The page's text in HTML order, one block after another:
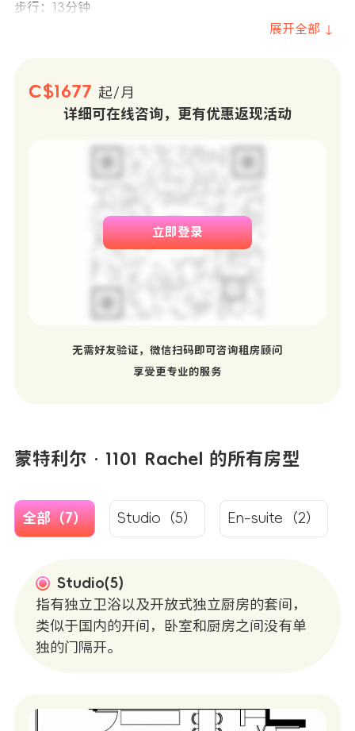
步行：13分钟
展开全部 ↓
C$1677 起/月
详细可在线咨询，更有优惠返现活动
立即登录
无需好友验证，微信扫码即可咨询租房顾问
享受更专业的服务
蒙特利尔 · 1101 Rachel 的所有房型
全部（7） Studio（5） En-suite（2）
Studio(5)
指有独立卫浴以及开放式独立厨房的套间，
类似于国内的开间，卧室和厨房之间没有单
独的门隔开。